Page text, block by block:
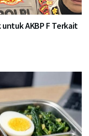
AKBP F Terkait